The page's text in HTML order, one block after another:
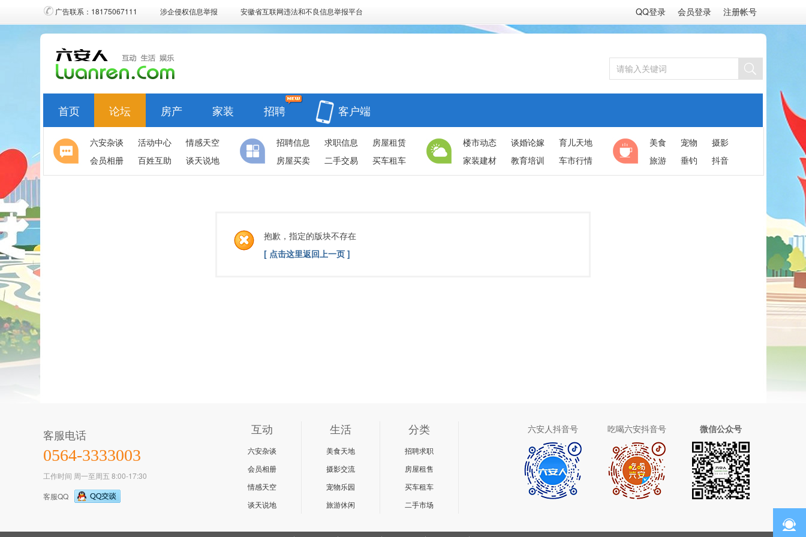
QQ登录 会员登录 注册帐号
广告联系：18175067111 涉企侵权信息举报 安徽省互联网违法和不良信息举报平台
首页 论坛 房产 家装 招聘 客户端
六安杂谈 活动中心
情感天空
会员相册
百姓互助 谈天说地
招聘信息 求职信息
房屋租赁
房屋买卖
二手交易 买车租车
楼市动态 谈婚论嫁
育儿天地
家装建材
教育培训 车市行情
美食 宠物
摄影
旅游
垂钓 抖音
抱歉，指定的版块不存在
[ 点击这里返回上一页 ]
客服电话
0564-3333003
工作时间 周一至周五 8:00-17:30
客服QQ
互动
六安杂谈
会员相册
情感天空
谈天说地
生活
美食天地
摄影交流
宠物乐园
旅游休闲
分类
招聘求职
房屋租售
买车租车
二手市场
六安人抖音号 吃喝六安抖音号 微信公众号